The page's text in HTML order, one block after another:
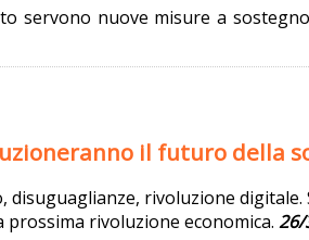
servono nuove misure a
il futuro della
rivoluzione
rivoluzione economica. 26/